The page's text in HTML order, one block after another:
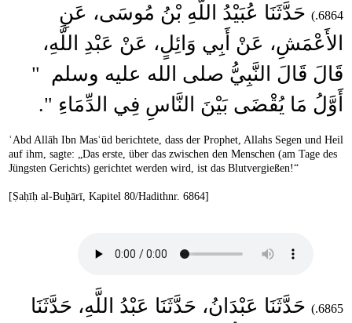
6864.)
حَدَّثَنَا عُبَيْدُ اللَّهِ بْنُ مُوسَى، عَنِ
الأَعْمَشِ، عَنْ أَبِي وَائِلٍ، عَنْ عَبْدِ اللَّهِ،
قَالَ قَالَ النَّبِيُّ صلى الله عليه وسلم ‏ "‏
أَوَّلُ مَا يُقْضَى بَيْنَ النَّاسِ فِي الدِّمَاءِ ‏"‏‏.‏
ʿAbd Allāh Ibn Masʿūd berichtete, dass der Prophet, Allahs Segen und Heil
auf ihm, sagte: „Das erste, über das zwischen den Menschen (am Tage des
Jüngsten Gerichts) gerichtet werden wird, ist das Blutvergießen!“
[Ṣaḥīḥ al-Buḫārī, Kapitel 80/Hadithnr. 6864]
6865.) حَدَّثَنَا عَبْدَانُ، حَدَّثَنَا عَبْدُ اللَّهِ، حَدَّثَنَا